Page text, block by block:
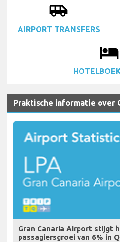
airport_shuttle
AIRPORT TRANSFERS
local_hotel
Praktische informatie over
Gran Canaria Airport stijgt
passagiersgroei van 6% in